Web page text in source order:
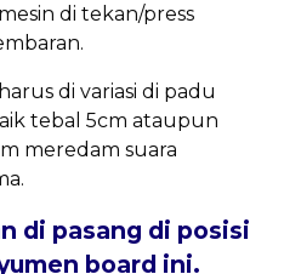
di tekan/press
di variasi di padu
tebal 5cm ataupun
meredam suara
di pasang di posisi
board ini.